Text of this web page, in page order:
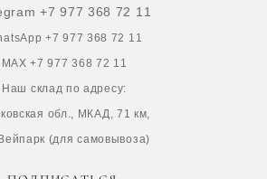
+7 977 368 72 11
+7 977 368 72 11
MAX +7 977 368 72 11
Наш склад по адресу:
обл., МКАД, 71 км,
(для самовывоза)